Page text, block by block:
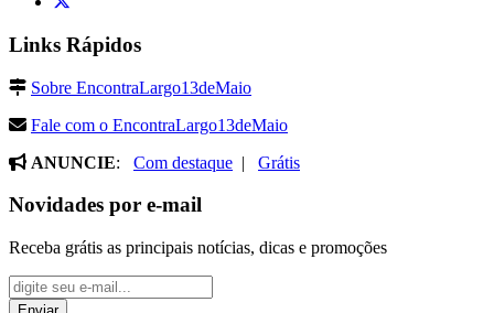
Links Rápidos
Sobre EncontraLargo13deMaio
Fale com o EncontraLargo13deMaio
ANUNCIE: Com destaque | Grátis
Novidades por e-mail
Receba grátis as principais notícias, dicas e promoções